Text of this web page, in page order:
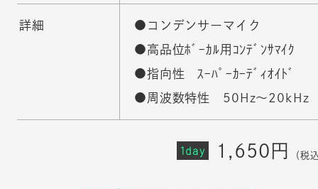
詳細
●コンデンサーマイク
●高品位ﾎﾞｰｶﾙ用ｺﾝﾃﾞﾝｻﾏｲｸ
●指向性 ｽｰﾊﾟｰｶｰﾃﾞｨｵｲﾄﾞ
●周波数特性 50Hz〜20kHz
1day 1,650円 （税